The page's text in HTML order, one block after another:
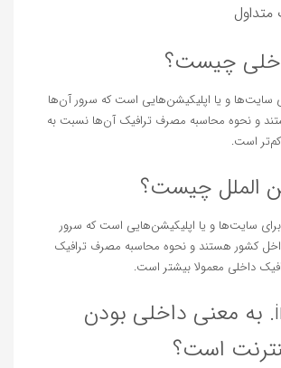
متداول
چیست؟
سایت‌ها و یا اپلیکیشن‌هایی است که سرور آن‌ها
و نحوه محاسبه مصرف ترافیک آن‌ها نسبت به
کم‌تر است.
الملل چیست؟
برای سایت‌ها و یا اپلیکیشن‌هایی است که سرور
کشور هستند و نحوه محاسبه مصرف ترافیک
داخلی معمولا بیشتر است.
آیا دامنه ir. به معنی داخلی بودن
است؟